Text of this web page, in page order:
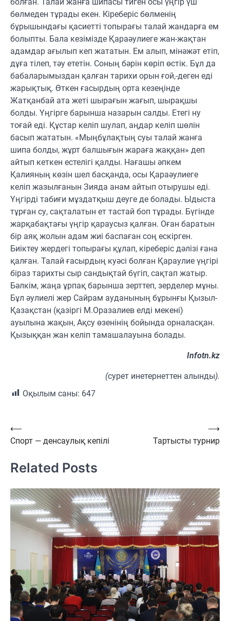
бөлмеден тұрады екен. Кіреберіс бөлменің
бұрышындағы қасиетті топырағы талай жандарға ем
болыпты. Бала кезімізде Қараәулиеге жан-жақтан
адамдар ағылып кеп жататын. Ем алып, мінәжәт етіп,
дұға тілеп, тәу ететін. Соның бәрін көріп өстік. Бұл да
бабаларымыздан қалған тарихи орын ғой,-деген еді
жарықтық. Өткен ғасырдың орта кезеңінде
Жатқанбай ата жеті шырағын жағып, шырақшы
болды. Үңгірге барынша назарын салды. Етегі ну
тоғай еді. Құстар келіп шулап, аңдар келіп шөлін
басып жататын. «Мыңбұлақтың суы талай жанға
шипа болды, жұрт балшығын жараға жаққан» деп
айтып кеткен естелігі қалды. Нағашы әпкем
Қалияның көзін шел басқанда, осы Қараәулиеге
келіп жазылғанын Зияда анам айтып отырушы еді.
Үңгірді табиғи мұздатқыш деуге де болады. Ыдыста
тұрған су, сақталатын ет тастай боп тұрады. Бүгінде
жарқабақтағы үңгір қараусыз қалған. Оған баратын
бір аяқ жолын адам жиі баспаған соң ескірген.
Биіктеу жердегі топырағы құлап, кіреберіс дәлізі ғана
қалған. Талай ғасырдың куәсі болған Қараулие үңгірі
біраз тарихты сыр сандықтай бүгіп, сақтап жатыр.
Бәлкім, жаңа ұрпақ барынша зерттеп, зерделер мұны.
Бұл әулиелі жер Сайрам ауданының бұрынғы Қызыл-
Қазақстан (қазіргі М.Оразалиев елді мекені)
ауылына жақын, Ақсу өзенінің бойында орналасқан.
Қызыққан жан келіп тамашалауына болады.
Іnfotn.kz
(сурет инетернеттен алынды).
Оқылым саны: 647
Навигация
по
записям
⟵
Спорт — денсаулық кепілі
Тартысты турнир
⟶
Related Posts